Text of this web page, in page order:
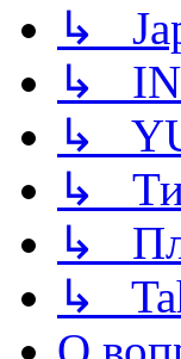
↳
↳
↳
↳
↳
↳